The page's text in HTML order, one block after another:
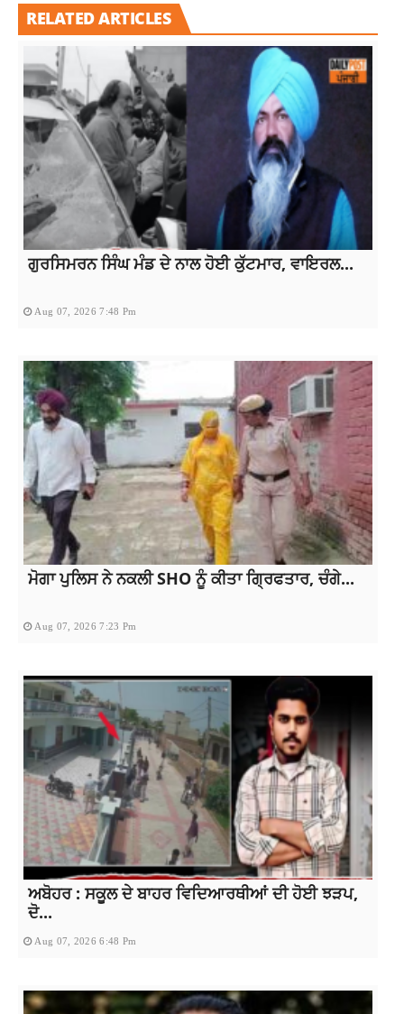
RELATED ARTICLES
ਗੁਰਸਿਮਰਨ ਸਿੰਘ ਮੰਡ ਦੇ ਨਾਲ ਹੋਈ ਕੁੱਟਮਾਰ, ਵਾਇਰਲ...
Aug 07, 2026 7:48 Pm
ਮੋਗਾ ਪੁਲਿਸ ਨੇ ਨਕਲੀ SHO ਨੂੰ ਕੀਤਾ ਗ੍ਰਿਫਤਾਰ, ਚੰਗੇ...
Aug 07, 2026 7:23 Pm
ਅਬੋਹਰ : ਸਕੂਲ ਦੇ ਬਾਹਰ ਵਿਦਿਆਰਥੀਆਂ ਦੀ ਹੋਈ ਝੜਪ,
ਦੋ...
Aug 07, 2026 6:48 Pm